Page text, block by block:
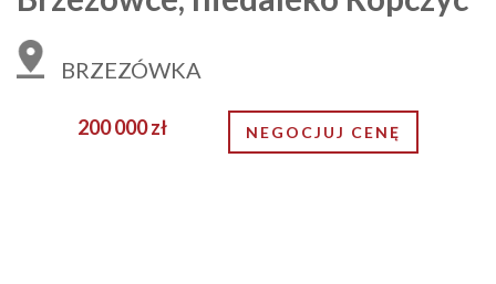
NEGOCJUJ CENĘ
200 000 zł
BRZEZÓWKA